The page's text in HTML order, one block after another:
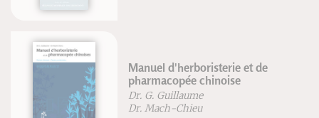
Manuel d'herboristerie et de
pharmacopée chinoise
Dr. G. Guillaume
Dr. Mach-Chieu